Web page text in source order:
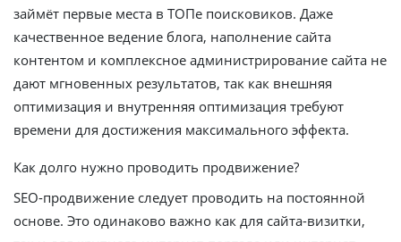
займёт первые места в ТОПе поисковиков. Даже
качественное ведение блога, наполнение сайта
контентом и комплексное администрирование сайта не
дают мгновенных результатов, так как внешняя
оптимизация и внутренняя оптимизация требуют
времени для достижения максимального эффекта.
Как долго нужно проводить продвижение?
SEO-продвижение следует проводить на постоянной
основе. Это одинаково важно как для сайта-визитки,